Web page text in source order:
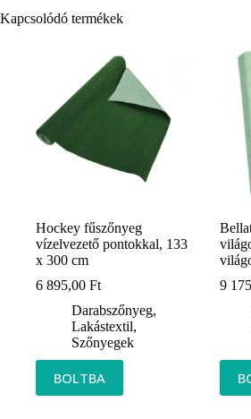
Kapcsolódó termékek
Hockey fűszőnyeg
vízelvezető pontokkal, 133
x 300 cm
6 895,00 Ft
Darabszőnyeg,
Lakástextil,
Szőnyegek
BOLTBA
9